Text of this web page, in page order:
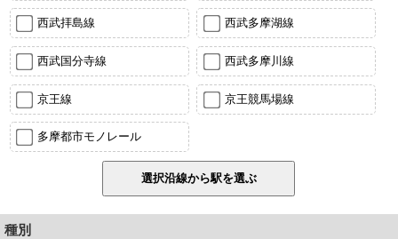
西武拝島線 西武多摩湖線
西武国分寺線 西武多摩川線
京王線 京王競馬場線
多摩都市モノレール
種別